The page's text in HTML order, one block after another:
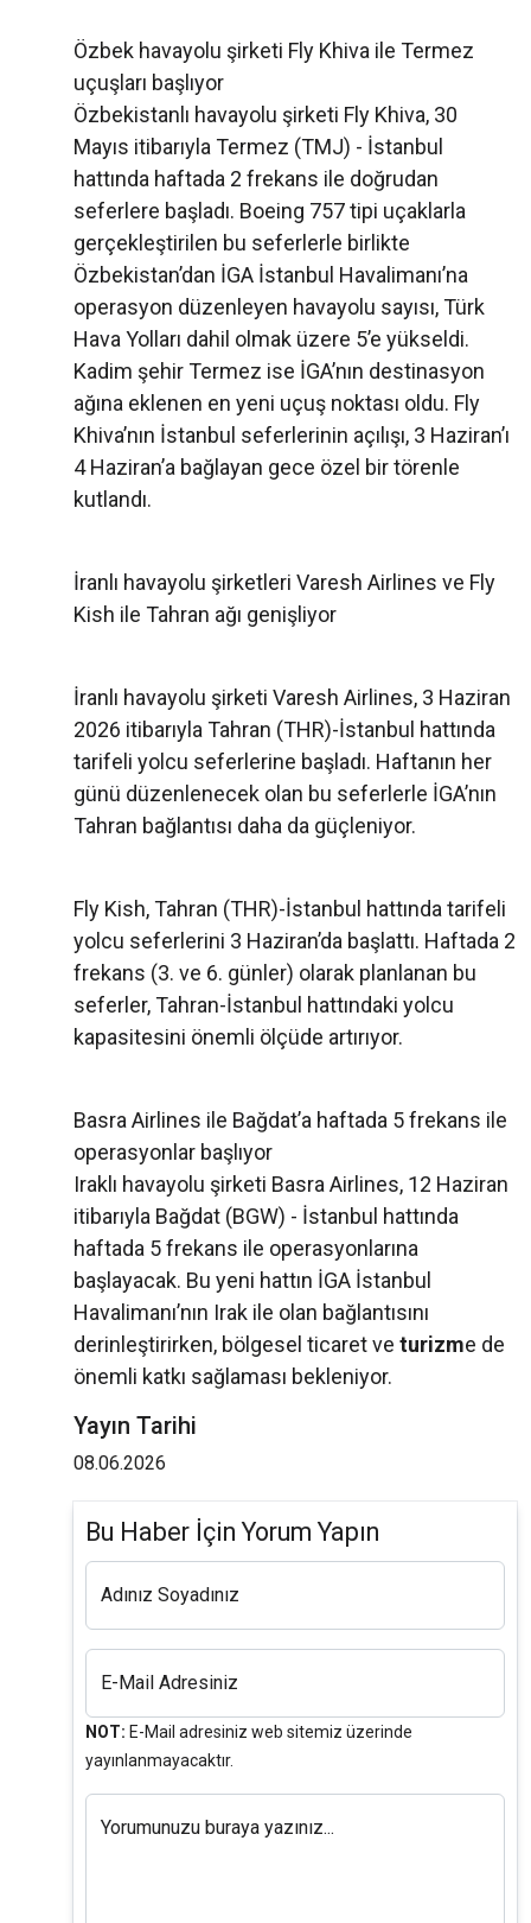
Özbek havayolu şirketi Fly Khiva ile Termez
uçuşları başlıyor
Özbekistanlı havayolu şirketi Fly Khiva, 30
Mayıs itibarıyla Termez (TMJ) - İstanbul
hattında haftada 2 frekans ile doğrudan
seferlere başladı. Boeing 757 tipi uçaklarla
gerçekleştirilen bu seferlerle birlikte
Özbekistan’dan İGA İstanbul Havalimanı’na
operasyon düzenleyen havayolu sayısı, Türk
Hava Yolları dahil olmak üzere 5’e yükseldi.
Kadim şehir Termez ise İGA’nın destinasyon
ağına eklenen en yeni uçuş noktası oldu. Fly
Khiva’nın İstanbul seferlerinin açılışı, 3 Haziran’ı
4 Haziran’a bağlayan gece özel bir törenle
kutlandı.
İranlı havayolu şirketleri Varesh Airlines ve Fly
Kish ile Tahran ağı genişliyor
İranlı havayolu şirketi Varesh Airlines, 3 Haziran
2026 itibarıyla Tahran (THR)-İstanbul hattında
tarifeli yolcu seferlerine başladı. Haftanın her
günü düzenlenecek olan bu seferlerle İGA’nın
Tahran bağlantısı daha da güçleniyor.
Fly Kish, Tahran (THR)-İstanbul hattında tarifeli
yolcu seferlerini 3 Haziran’da başlattı. Haftada 2
frekans (3. ve 6. günler) olarak planlanan bu
seferler, Tahran-İstanbul hattındaki yolcu
kapasitesini önemli ölçüde artırıyor.
Basra Airlines ile Bağdat’a haftada 5 frekans ile
operasyonlar başlıyor
Iraklı havayolu şirketi Basra Airlines, 12 Haziran
itibarıyla Bağdat (BGW) - İstanbul hattında
haftada 5 frekans ile operasyonlarına
başlayacak. Bu yeni hattın İGA İstanbul
Havalimanı’nın Irak ile olan bağlantısını
derinleştirirken, bölgesel ticaret ve turizme de
önemli katkı sağlaması bekleniyor.
Yayın Tarihi
08.06.2026
Bu Haber İçin Yorum Yapın
Adınız Soyadınız
E-Mail Adresiniz
NOT: E-Mail adresiniz web sitemiz üzerinde
yayınlanmayacaktır.
Yorumunuzu buraya yazınız...